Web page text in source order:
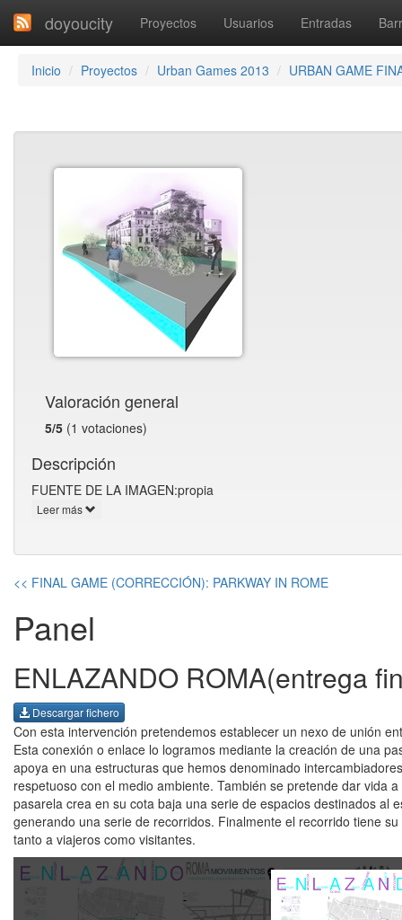
doyoucity Proyectos Usuarios Entradas
Inicio Proyectos Urban Games 2013 URBAN GAME
Valoración general
5/5 (1 votaciones)
Descripción
FUENTE DE LA IMAGEN:propia
Leer más
<< FINAL GAME (CORRECCIÓN): PARKWAY IN ROME
Panel
ENLAZANDO ROMA(entrega
Descargar fichero
Con esta intervención pretendemos establecer un nexo de unión
Esta conexión o enlace lo logramos mediante la creación de una
apoya en una estructuras que hemos denominado
respetuoso con el medio ambiente. También se pretende dar vida
pasarela crea en su cota baja una serie de espacios destinados al
generando una serie de recorridos. Finalmente el recorrido tiene
tanto a viajeros como visitantes.